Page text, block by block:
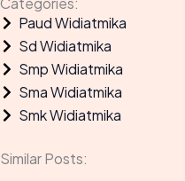
o
o
k
g
r
a
m
Paud Widiatmika
Sd Widiatmika
Smp Widiatmika
Sma Widiatmika
Smk Widiatmika
Similar Posts: